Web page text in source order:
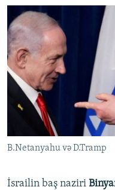
B.Netanyahu və D.Tramp
İsrailin baş naziri